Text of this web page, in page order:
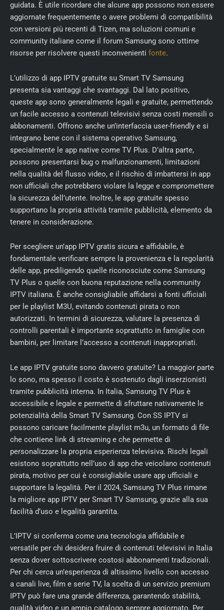
guidata. È utile ricordare che alcune app possono non essere
aggiornate frequentemente o avere problemi di compatibilità
con versioni più recenti di Tizen, ma soluzioni comuni e
community italiane come il forum Samsung sono ottime
risorse per risolvere questi inconvenienti fonte.
L’utilizzo di app IPTV gratuite su Smart TV Samsung
presenta sia vantaggi che svantaggi. Dal lato positivo,
queste app sono generalmente legali e gratuite, permettendo
un facile accesso a contenuti televisivi senza costi mensili o
abbonamenti. Offrono anche un’interfaccia user-friendly e si
integrano bene con il sistema operativo Samsung,
specialmente le app native come TV Plus. D’altra parte,
possono presentarsi bug o malfunzionamenti, limitazioni
nella qualità del flusso video, e il rischio di imbattersi in app
non ufficiali che potrebbero violare la legge e compromettere
la sicurezza dell’utente. Inoltre, le app gratuite spesso
supportano la propria attività tramite pubblicità, elemento da
tenere in considerazione.
Per scegliere un’app IPTV gratis sicura e affidabile, è
fondamentale verificare sempre la provenienza e la regolarità
delle app, prediligendo quelle riconosciute come Samsung
TV Plus o quelle con buona reputazione nella community
IPTV italiana. È anche consigliabile affidarsi a fonti ufficiali
per le playlist M3U, evitando contenuti pirata o non
autorizzati. In termini di sicurezza, valutare la presenza di
controlli parentali è importante soprattutto in famiglie con
bambini, per limitare l’accesso a contenuti inappropriati.
Le app IPTV gratuite sono davvero gratuite? La maggior parte
lo sono, ma spesso il costo è sostenuto dagli inserzionisti
tramite pubblicità interna. In Italia, Samsung TV Plus è
accessibile e legale e permette di sfruttare nativamente le
potenzialità della Smart TV Samsung. Con SS IPTV si
possono caricare facilmente playlist m3u, un formato di file
che contiene link di streaming e che permette di
personalizzare la propria esperienza televisiva. Rischi legali
esistono soprattutto nell’uso di app che veicolano contenuti
pirata, motivo per cui è consigliabile usare app ufficiali e
supportare la legalità. Per il 2024, Samsung TV Plus rimane
la migliore app IPTV per Smart TV Samsung, grazie alla sua
facilità d’uso e legalità garantita.
L’IPTV si conferma come una tecnologia affidabile e
versatile per chi desidera fruire di contenuti televisivi in Italia
senza dover sottoscrivere costosi abbonamenti tradizionali.
Per chi cerca un’esperienza di altissimo livello con accesso
a canali live, film e serie TV, la scelta di un servizio premium
IPTV può fare una grande differenza, garantendo stabilità,
qualità video e un ampio catalogo sempre aggiornato. Per